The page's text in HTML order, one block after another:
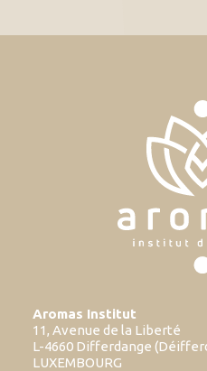
Aromas Institut
11, Avenue de la Liberté
L-4660 Differdange
LUXEMBOURG